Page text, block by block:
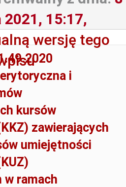
15:17,
wersję tego
i
kursów
zawierających
umiejętności
w ramach